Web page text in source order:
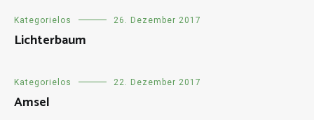
Kategorielos 26. Dezember 2017
Lichterbaum
Kategorielos 22. Dezember 2017
Amsel